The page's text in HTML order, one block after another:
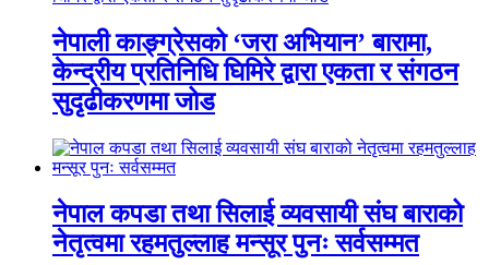
नेपाली काङ्ग्रेसको ‘जरा अभियान’ बारामा,
केन्द्रीय प्रतिनिधि घिमिरे द्वारा एकता र संगठन
सुदृढीकरणमा जोड
नेपाल कपडा तथा सिलाई व्यवसायी संघ बाराको
नेतृत्वमा रहमतुल्लाह मन्सूर पुनः सर्वसम्मत